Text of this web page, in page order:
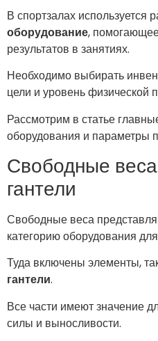
В спортзалах используется
оборудование,
результатов в занятиях.
Необходимо выбирать
цели и уровень физической
Рассмотрим в статье
оборудования и параметры
Свободные
гантели
Свободные веса
категорию оборудования
Туда включены элементы,
гантели.
Все части имеют значение
силы и выносливости.